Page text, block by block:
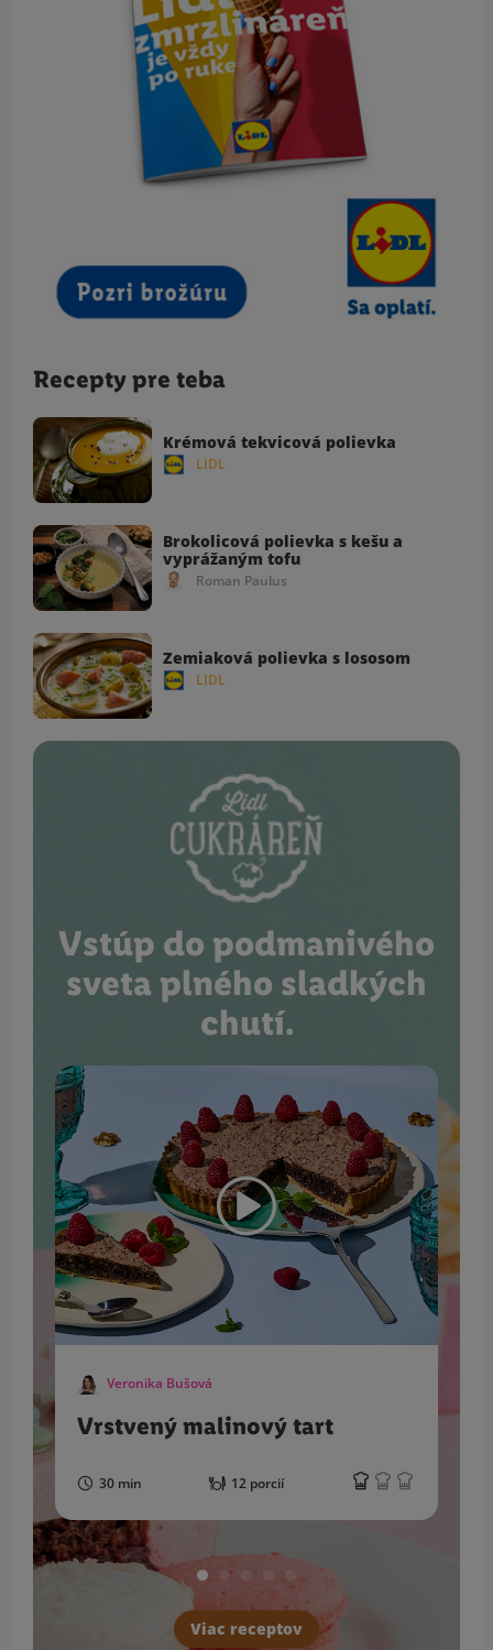
Recepty pre teba
Krémová tekvicová polievka
LIDL
Brokolicová polievka s kešu a
vyprážaným tofu
Roman Paulus
Zemiaková polievka s lososom
LIDL
Vstúp do podmanivého
sveta plného sladkých
chutí.
Veronika Bušová
Vrstvený malinový tart
30 min 12 porcií
Viac receptov